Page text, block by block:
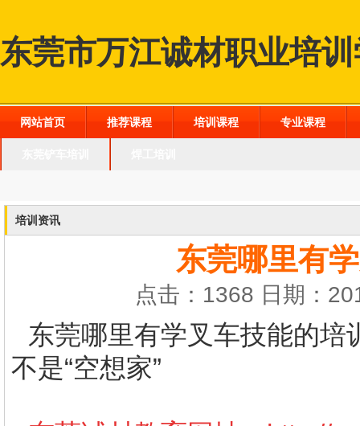
东莞市万江诚材职业培
网站首页 推荐课程 培训课程 专业课程
培训资讯
东莞哪里有
点击：1368 日期：
东莞哪里有学叉车技能的培
不是“空想家”